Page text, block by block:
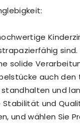
solide
auch den
und
Stabilität und
und wählen Sie